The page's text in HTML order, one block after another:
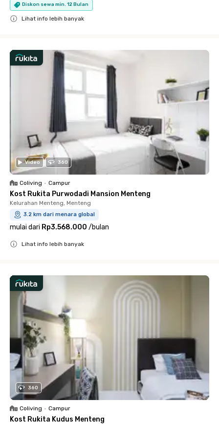
Diskon sewa min. 12 Bulan
Lihat info lebih banyak
Video 360
Coliving • Campur
Kost Rukita Purwodadi Mansion Menteng
Kelurahan Menteng, Menteng
3.2 km dari menara global
mulai dari Rp3.568.000 /bulan
Lihat info lebih banyak
360
Coliving • Campur
Kost Rukita Kudus Menteng